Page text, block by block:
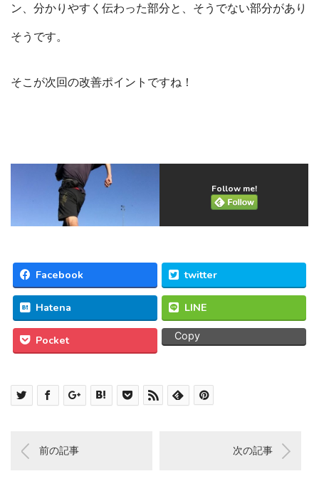
ン、分かりやすく伝わった部分と、そうでない部分があり
そうです。
そこが次回の改善ポイントですね！
Follow me!
Facebook twitter
Hatena LINE
Pocket Copy
前の記事 次の記事